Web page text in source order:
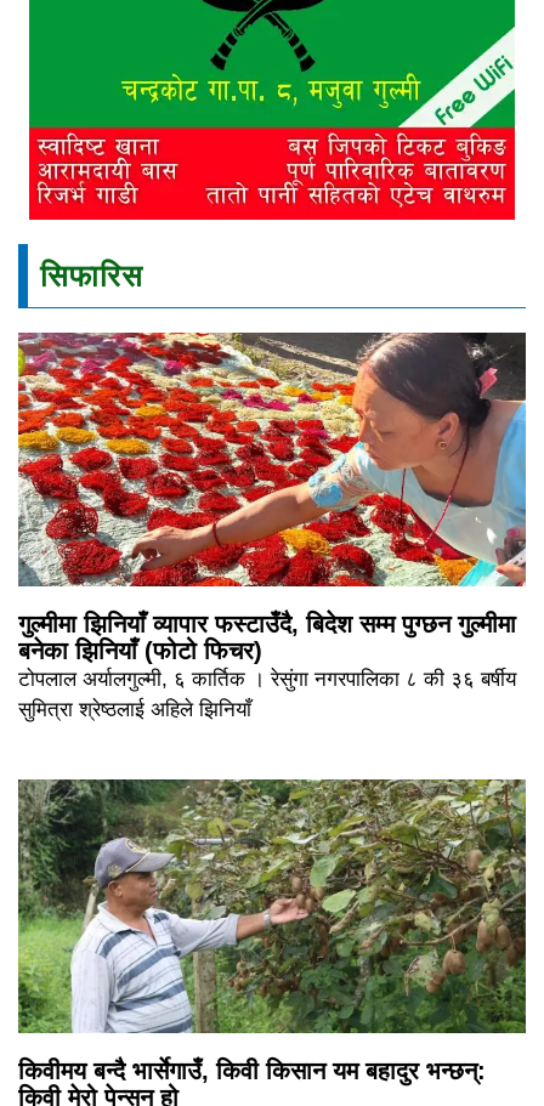
सिफारिस
गुल्मीमा झिनियाँ व्यापार फस्टाउँदै, बिदेश सम्म पुग्छन गुल्मीमा
बनेका झिनियाँ (फोटो फिचर)
टोपलाल अर्यालगुल्मी, ६ कार्तिक । रेसुंगा नगरपालिका ८ की ३६ बर्षीय
सुमित्रा श्रेष्ठलाई अहिले झिनियाँ
किवीमय बन्दै भार्सेगाउँ, किवी किसान यम बहादुर भन्छन्:
किवी मेरो पेन्सन हो